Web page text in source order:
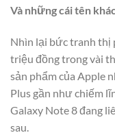
Và những cái tên
Nhìn lại bức tranh thị
triệu đồng trong vài
sản phẩm của Apple
Plus gần như chiếm
Galaxy Note 8 đang
sau.